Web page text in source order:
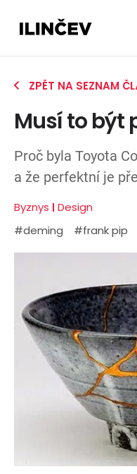
ZPĚT NA SEZNAM
Musí to být
Proč byla Toyota
a že perfektní je
Byznys
Design
#deming
#frank pip